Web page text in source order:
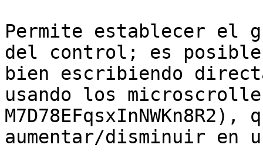
Permite establecer el
del control; es
bien escribiendo
usando los
aumentar/disminuir en